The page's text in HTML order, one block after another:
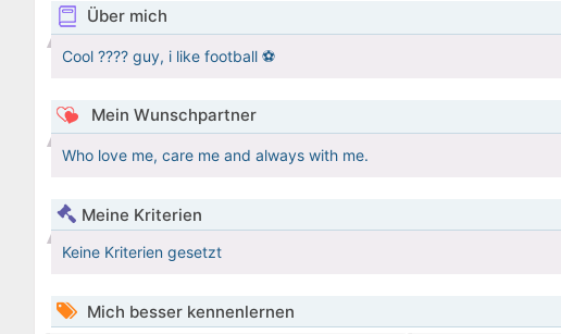
Über mich
Cool ???? guy, i like football ⚽️
Mein Wunschpartner
Who love me, care me and always with me.
Meine Kriterien
Keine Kriterien gesetzt
Mich besser kennenlernen